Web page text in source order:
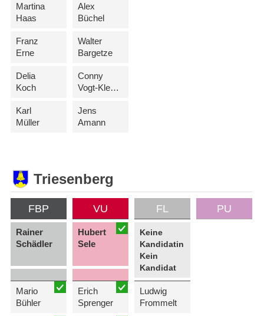
Martina
Haas
Franz
Erne
Delia
Koch
Karl
Müller
Alex
Büchel
Walter
Bargetze
Conny
Vogt-Kleeberger
Jens
Amann
Triesenberg
FBP
Rainer
Schädler
Mario
Bühler
VU
Hubert
Sele
Erich
Sprenger
FL
Keine
Kandidatin
Kein
Kandidat
Ludwig
Frommelt
PU